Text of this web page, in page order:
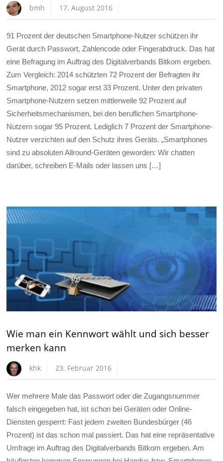
bmh 17. August 2016
91 Prozent der deutschen Smartphone-Nutzer schützen ihr
Gerät durch Passwort, Zahlencode oder Fingerabdruck. Das hat
eine Befragung im Auftrag des Digitalverbands Bitkom ergeben.
Zum Vergleich: 2014 schützten 72 Prozent der Befragten ihr
Smartphone, 2012 sogar erst 33 Prozent. Unter den privaten
Smartphone-Nutzern setzen mittlerweile 92 Prozent auf
Sicherheitsmechanismen, bei den beruflichen Smartphone-
Nutzern sogar 95 Prozent. Lediglich 7 Prozent der Smartphone-
Nutzer verzichten auf den Schutz ihres Geräts. „Smartphones
sind zu absoluten Allround-Geräten geworden: Wir chatten
darüber, schreiben E-Mails oder lassen uns […]
Wie man ein Kennwort wählt und sich besser
merken kann
khk 23. Februar 2016
Wer mehrere Male das Passwort oder die Zugangsnummer
falsch eingegeben hat, ist schon bei Geräten oder Online-
Diensten gesperrt: Fast jedem zweiten Bundesbürger (46
Prozent) ist das schon mal passiert. Das hat eine repräsentative
Umfrage im Auftrag des Digitalverbands Bitkom ergeben. Am